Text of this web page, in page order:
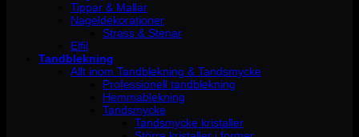
Tippar & Mallar
Nageldekorationer
Strass & Stenar
Elfil
Tandblekning
Allt inom Tandblekning & Tandsmycke
Professionell tandblekning
Hemmablekning
Tandsmycke
Tandsmycke kristaller